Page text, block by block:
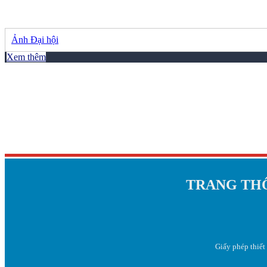
Ảnh Đại hội
Xem thêm
TRANG
Giấy phép